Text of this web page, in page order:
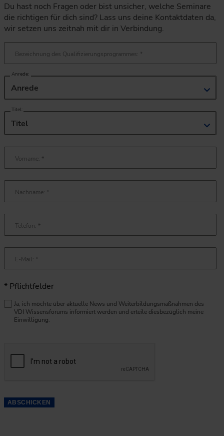
Du hast noch Fragen oder bist unsicher, welche Seminare
die richtigen für dich sind? Lass uns deine Kontaktdaten da,
wir setzen uns zeitnah mit dir in Verbindung.
Bezeichnung des Qualifizierungsprogrammes: *
Anrede
Anrede:
Titel
Titel:
Vorname: *
Nachname: *
Telefon: *
E-Mail: *
* Pflichtfelder
Ja, ich möchte über aktuelle News und Weiterbildungsmaßnahmen des
VDI Wissensforums informiert werden und erteile diesbezüglich meine
Einwilligung.
ABSCHICKEN